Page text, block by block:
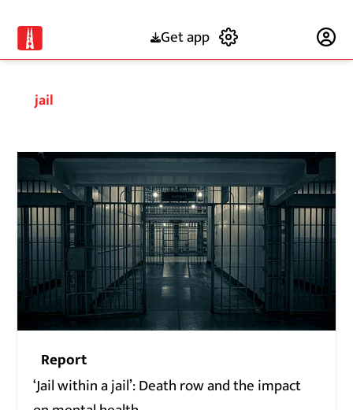
Get app
jail
Report
‘Jail within a jail’: Death row and the impact